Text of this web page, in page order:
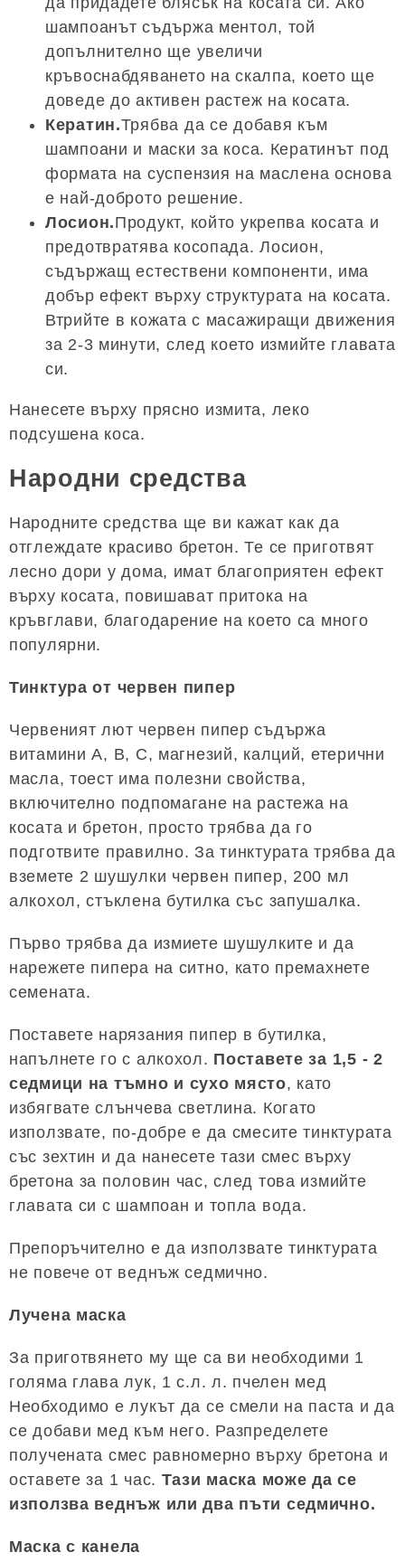
шампоанът съдържа ментол, той
допълнително ще увеличи
кръвоснабдяването на скалпа, което ще
доведе до активен растеж на косата.
Кератин.Трябва да се добавя към
шампоани и маски за коса. Кератинът под
формата на суспензия на маслена основа
е най-доброто решение.
Лосион.Продукт, който укрепва косата и
предотвратява косопада. Лосион,
съдържащ естествени компоненти, има
добър ефект върху структурата на косата.
Втрийте в кожата с масажиращи движения
за 2-3 минути, след което измийте главата
си.
Нанесете върху прясно измита, леко
подсушена коса.
Народни средства
Народните средства ще ви кажат как да
отглеждате красиво бретон. Те се приготвят
лесно дори у дома, имат благоприятен ефект
върху косата, повишават притока на
кръвглави, благодарение на което са много
популярни.
Тинктура от червен пипер
Червеният лют червен пипер съдържа
витамини А, В, С, магнезий, калций, етерични
масла, тоест има полезни свойства,
включително подпомагане на растежа на
косата и бретон, просто трябва да го
подготвите правилно. За тинктурата трябва да
вземете 2 шушулки червен пипер, 200 мл
алкохол, стъклена бутилка със запушалка.
Първо трябва да измиете шушулките и да
нарежете пипера на ситно, като премахнете
семената.
Поставете нарязания пипер в бутилка,
напълнете го с алкохол. Поставете за 1,5 - 2
седмици на тъмно и сухо място, като
избягвате слънчева светлина. Когато
използвате, по-добре е да смесите тинктурата
със зехтин и да нанесете тази смес върху
бретона за половин час, след това измийте
главата си с шампоан и топла вода.
Препоръчително е да използвате тинктурата
не повече от веднъж седмично.
Лучена маска
За приготвянето му ще са ви необходими 1
голяма глава лук, 1 с.л. л. пчелен мед
Необходимо е лукът да се смели на паста и да
се добави мед към него. Разпределете
получената смес равномерно върху бретона и
оставете за 1 час. Тази маска може да се
използва веднъж или два пъти седмично.
Маска с канела